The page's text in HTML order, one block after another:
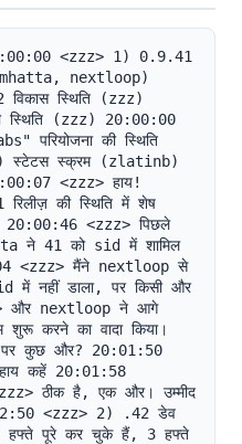
<zzz> 1) 0.9.41
(mhatta, nextloop)
स्थिति (zzz)
(zzz) 20:00:00
परियोजना की स्थिति
स्टेटस स्क्रम (zlatinb)
<zzz> हाय!
की स्थिति में शेष
<zzz> पिछले
ने 41 को sid में शामिल
<zzz> मैंने nextloop से
में नहीं डाला, पर किसी और
और nextloop ने आगे
करने का वादा किया।
कुछ और? 20:01:50
कहें 20:01:58
ठीक है, एक और। उम्मीद
<zzz> 2) .42 डेव
हफ्ते पूरे कर चुके हैं, 3 हफ्ते